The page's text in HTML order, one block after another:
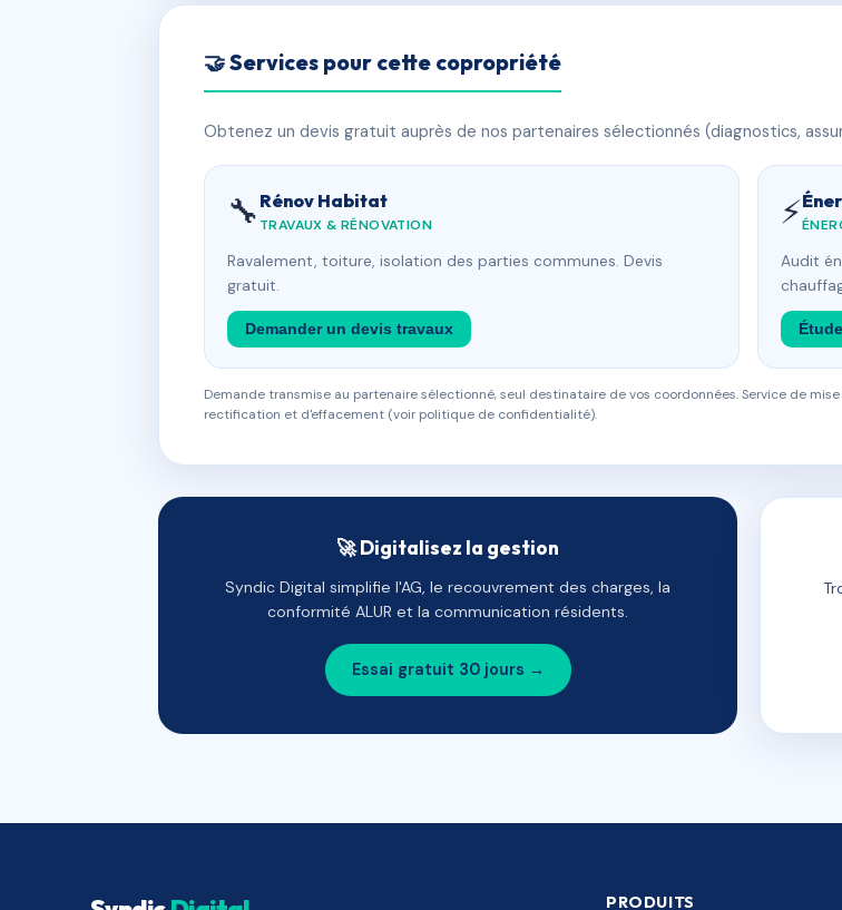
🤝 Services pour cette copropriété
Obtenez un devis gratuit auprès de nos partenaires sélectionnés (diagnostics,
🔧 Rénov Habitat
TRAVAUX & RÉNOVATION
Ravalement, toiture, isolation des parties communes. Devis
gratuit.
Demander un devis travaux
⚡
Audit
Demande transmise au partenaire sélectionné, seul destinataire de vos coordonnées. Service de
rectification et d'effacement (voir politique de confidentialité).
🚀 Digitalisez la gestion
Syndic Digital simplifie l'AG, le recouvrement des charges, la
conformité ALUR et la communication résidents.
Essai gratuit 30 jours →
PRODUITS